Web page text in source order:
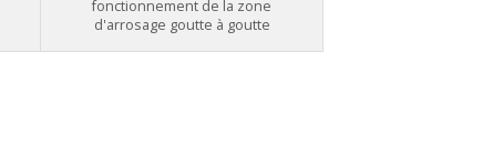
fonctionnement de la zone
d'arrosage goutte à goutte